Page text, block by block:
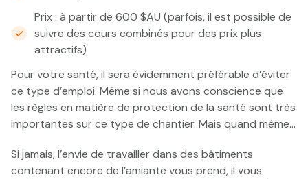
Prix : à partir de 600 $AU (parfois, il est possible de
suivre des cours combinés pour des prix plus
attractifs)
Pour votre santé, il sera évidemment préférable d’éviter
ce type d’emploi. Même si nous avons conscience que
les règles en matière de protection de la santé sont très
importantes sur ce type de chantier. Mais quand même…
Si jamais, l’envie de travailler dans des bâtiments
contenant encore de l’amiante vous prend, il vous